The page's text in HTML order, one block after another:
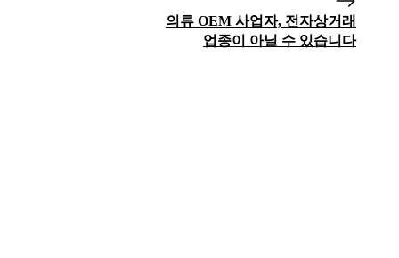
의류 OEM 사업자, 전자상거래
업종이 아닐 수 있습니다